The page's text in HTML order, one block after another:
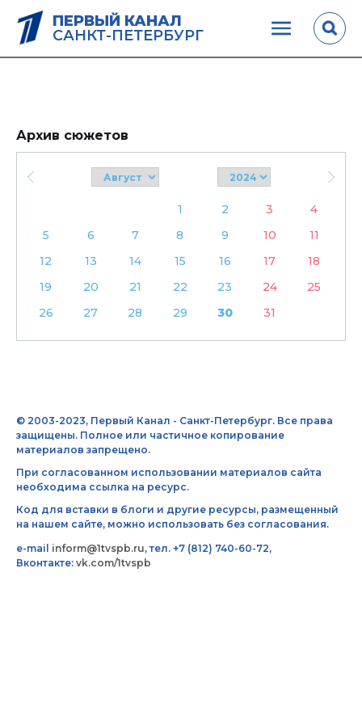
ПЕРВЫЙ КАНАЛ
САНКТ-ПЕТЕРБУРГ
Архив сюжетов
1 2 3
4
5
6 7 8 9 10
11
12
13 14 15 16 17
18
19
20 21 22 23 24
25
26
27 28 29 30 31
© 2003-2023, Первый Канал - Санкт-Петербург. Все права
защищены. Полное или частичное копирование
материалов запрещено.
При согласованном использовании материалов сайта
необходима ссылка на ресурс.
Код для вставки в блоги и другие ресурсы, размещенный
на нашем сайте, можно использовать без согласования.
e-mail inform@1tvspb.ru, тел. +7 (812) 740-60-72,
Вконтакте: vk.com/1tvspb